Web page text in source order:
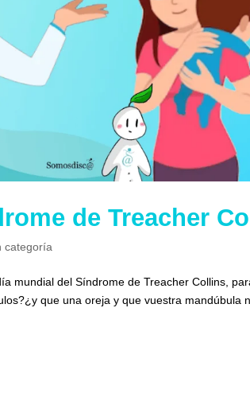
de Treacher
categoría
mundial del Síndrome de Treacher Collins,
que una oreja y que vuestra mandúbula